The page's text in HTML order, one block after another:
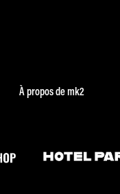
À propos de mk2